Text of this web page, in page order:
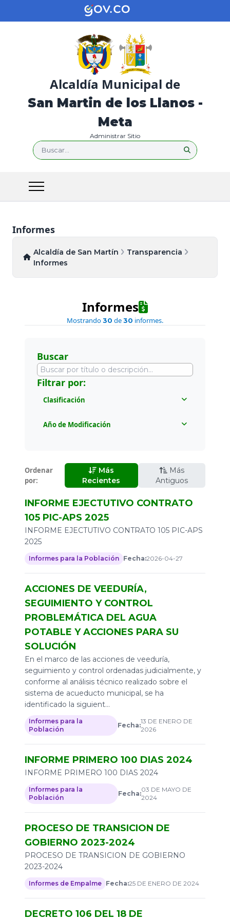
Alcaldía Municipal de
San Martin de los Llanos -
Meta
Administrar Sitio
Buscar...
Informes
Alcaldía de San Martín
Transparencia
Informes
Informes
Mostrando30 de30 informes.
Buscar
Filtrar por:
Clasificación
Informes para la Población
Año de Modificación
2023
2022
2020
Ordenar
por:
Más
Recientes
Más
Antiguos
INFORME EJECTUTIVO CONTRATO
105 PIC-APS 2025
INFORME EJECTUTIVO CONTRATO 105 PIC-APS
2025
Informes para la Población Fecha:2026-04-27
ACCIONES DE VEEDURÍA,
SEGUIMIENTO Y CONTROL
PROBLEMÁTICA DEL AGUA
POTABLE Y ACCIONES PARA SU
SOLUCIÓN
En el marco de las acciones de veeduría,
seguimiento y control ordenadas judicialmente, y
conforme al análisis técnico realizado sobre el
sistema de acueducto municipal, se ha
identificado la siguient...
Informes para la
Población
Fecha:
13 DE ENERO DE
2026
INFORME PRIMERO 100 DIAS 2024
INFORME PRIMERO 100 DIAS 2024
Informes para la
Población
Fecha:
03 DE MAYO DE
2024
PROCESO DE TRANSICION DE
GOBIERNO 2023-2024
PROCESO DE TRANSICION DE GOBIERNO
2023-2024
Informes de Empalme Fecha:25 DE ENERO DE 2024
DECRETO 106 DEL 18 DE